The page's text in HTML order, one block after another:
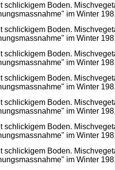
Boden.
im Winter
Boden.
im Winter
Boden.
im Winter
Boden.
im Winter
Boden.
im Winter
Boden.
im Winter
Boden.
im Winter